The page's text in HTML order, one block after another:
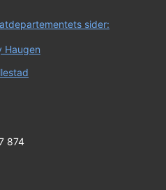
sider:
Haugen
874